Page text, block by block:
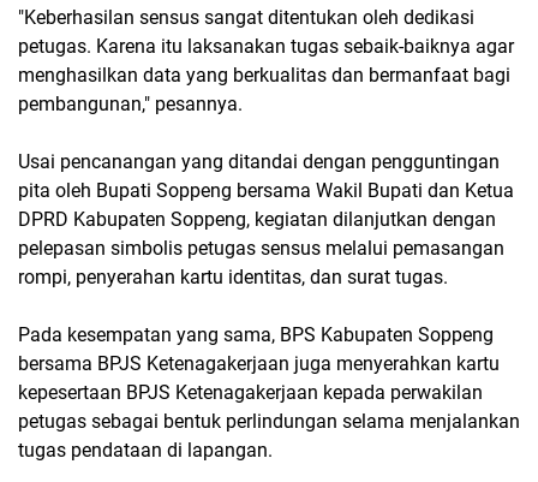
"Keberhasilan sensus sangat ditentukan oleh dedikasi
petugas. Karena itu laksanakan tugas sebaik-baiknya agar
menghasilkan data yang berkualitas dan bermanfaat bagi
pembangunan," pesannya.
Usai pencanangan yang ditandai dengan pengguntingan
pita oleh Bupati Soppeng bersama Wakil Bupati dan Ketua
DPRD Kabupaten Soppeng, kegiatan dilanjutkan dengan
pelepasan simbolis petugas sensus melalui pemasangan
rompi, penyerahan kartu identitas, dan surat tugas.
Pada kesempatan yang sama, BPS Kabupaten Soppeng
bersama BPJS Ketenagakerjaan juga menyerahkan kartu
kepesertaan BPJS Ketenagakerjaan kepada perwakilan
petugas sebagai bentuk perlindungan selama menjalankan
tugas pendataan di lapangan.